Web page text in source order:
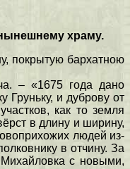
храму.
покрытую бархатною
– «1675 года дано
Груньку, и дуброву от
как то земля
в длину и ширину,
людей из-
в отчину. За
с новыми,